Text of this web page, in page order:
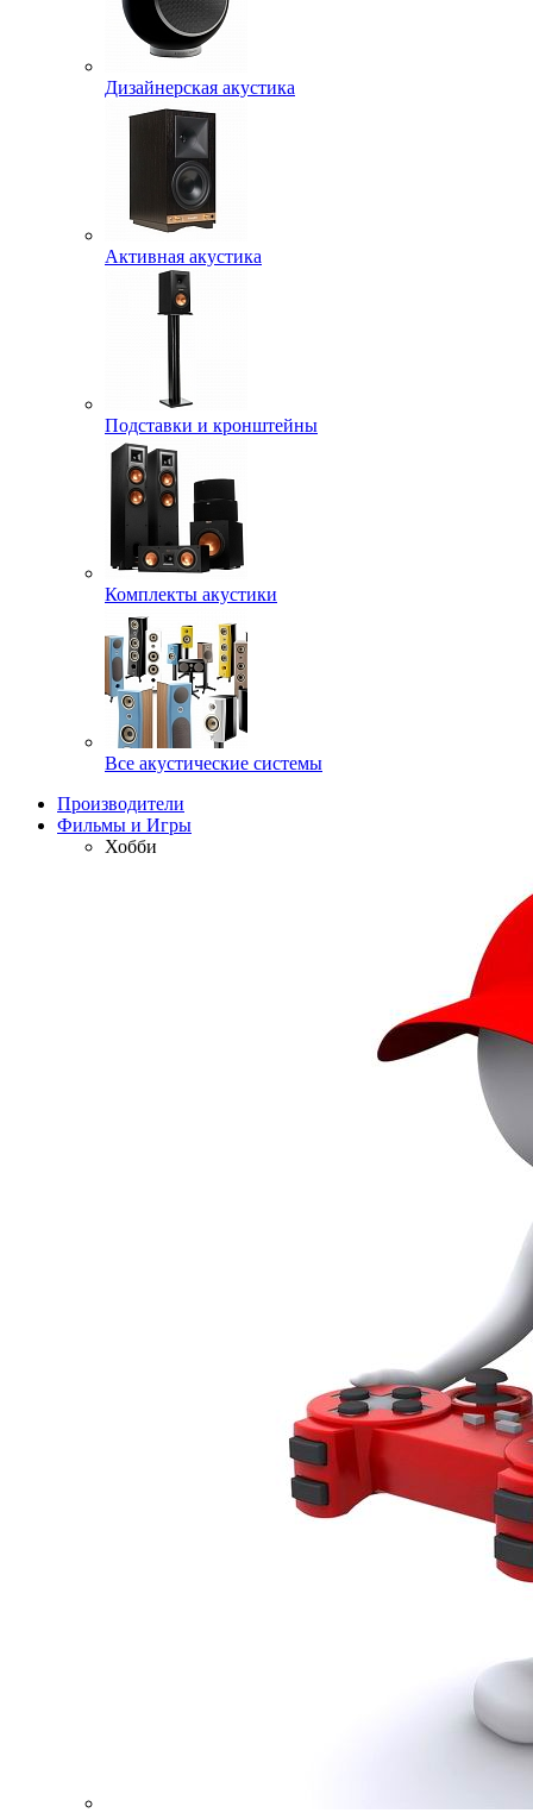
Дизайнерская акустика
Активная акустика
Подставки и кронштейны
Комплекты акустики
Все акустические системы
Производители
Фильмы и Игры
Хобби